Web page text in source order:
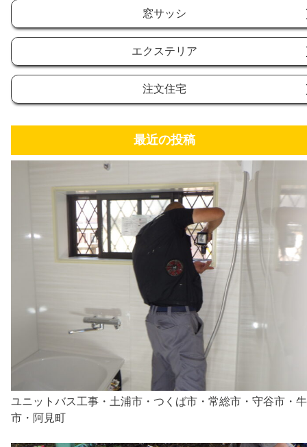
窓サッシ
エクステリア
注文住宅
最近の投稿
ユニットバス工事・土浦市・つくば市・常総市・守谷市・
市・阿見町